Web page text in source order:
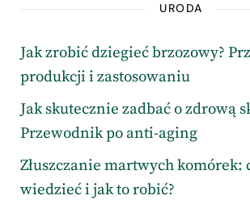
URODA
Jak zrobić dziegieć brzozowy?
produkcji i zastosowaniu
Jak skutecznie zadbać o zdrową
Przewodnik po anti-aging
Złuszczanie martwych komórek:
wiedzieć i jak to robić?